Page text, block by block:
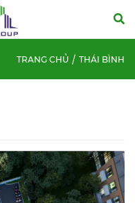
TRANG CHỦ THÁI BÌNH